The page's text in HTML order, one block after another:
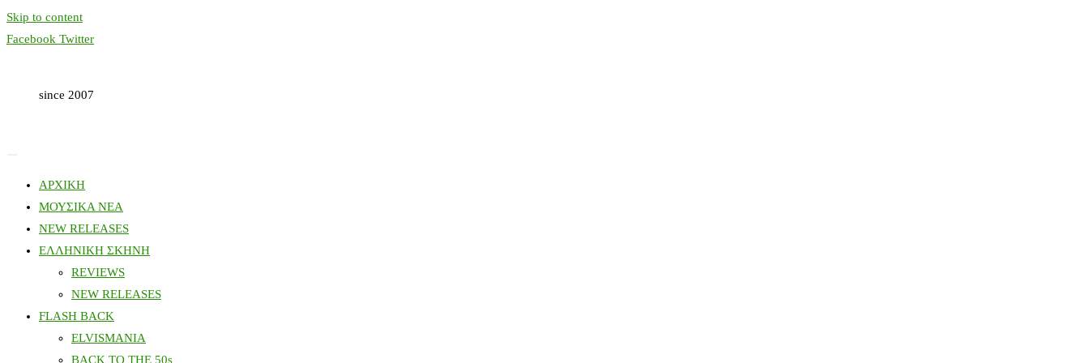
Skip to content
Facebook Twitter
since 2007
ΑΡΧΙΚΗ
ΜΟΥΣΙΚΑ ΝΕΑ
NEW RELEASES
ΕΛΛΗΝΙΚΗ ΣΚΗΝΗ
REVIEWS
NEW RELEASES
FLASH BACK
ELVISMANIA
BACK TO THE 50s